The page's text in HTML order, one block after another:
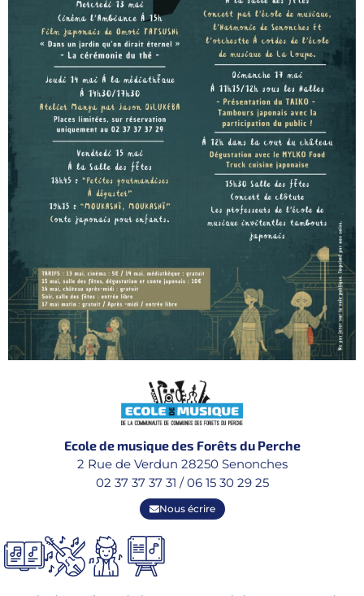
Ecole de musique des Forêts du Perche
2 Rue de Verdun 28250 Senonches
02 37 37 37 31 / 06 15 30 29 25
Nous écrire